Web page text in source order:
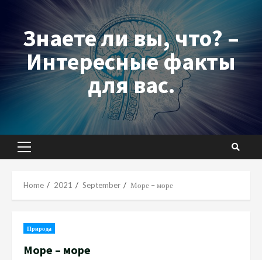
contentЗнаете ли вы, что? –
Интересные факты
для вас.
Primary
Home 2021 September Море – море
Природа
Море – море